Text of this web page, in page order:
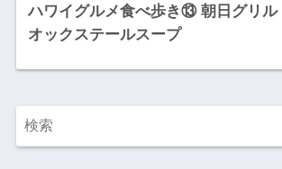
ハワイグルメ食べ歩き⑬ 朝日グリ
オックステールスープ